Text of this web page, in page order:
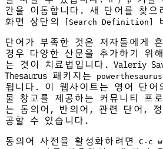
간을 이동합니다. 새 단어를 찾으
화면 상단의
[Search Definition]
단어가 부족한 것은 저자들에게
경우 다양한 산문을 추가하기 위
는 것이 치료법입니다. Valeriy
Thesaurus 패키지는
됩니다. 이 웹사이트는 영어 단어
물 창고를 제공하는 커뮤니티 프
는 동의어, 반의어, 관련 단어,
공할 수 있습니다.
동의어 사전을 활성화하려면
C-c